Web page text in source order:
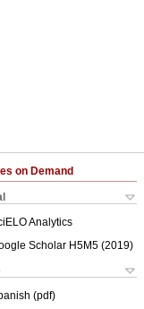
on Demand
Analytics
Scholar H5M5 (2019)
(pdf)